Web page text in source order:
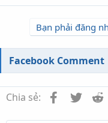
Bạn phải đăng
Facebook Comment
Chia sẻ: Facebook